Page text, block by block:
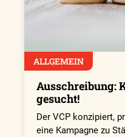
ALLGEMEIN
Ausschreibung:
gesucht!
Der VCP konzipiert,
eine Kampagne zu